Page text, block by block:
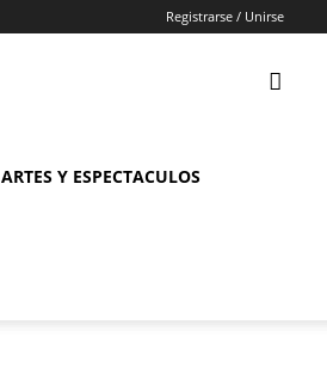
Registrarse / Unirse
ARTES Y ESPECTACULOS